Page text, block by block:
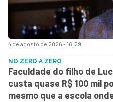
4 de agosto de 2026 - 16:29
NO ZERO A ZERO
Faculdade do filho de
custa quase R$ 100 mil
mesmo que a escola